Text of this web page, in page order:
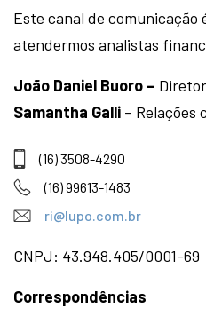
Este canal de comunicação
atendermos analistas
João Daniel Buoro –
Samantha Galli – Relações
(16) 3508-4290
(16) 99613-1483
ri@lupo.com.br
CNPJ: 43.948.405/0001-69
Correspondências